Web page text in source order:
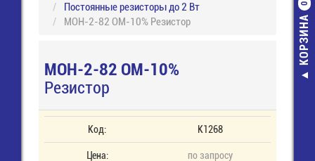
КОРЗИНА
0
Постоянные резисторы до 2 Вт
МОН-2-82 ОМ-10% Резистор
МОН-2-82 ОМ-10%
Резистор
Код: К1268
Цена: по запросу